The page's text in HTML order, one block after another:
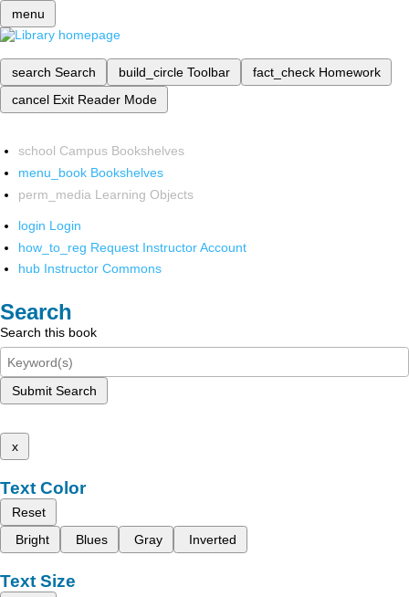
menu
search Search build_circle Toolbar fact_check Homework
cancel Exit Reader Mode
school Campus Bookshelves
menu_book Bookshelves
perm_media Learning Objects
login Login
how_to_reg Request Instructor Account
hub Instructor Commons
Search
Search this book
Submit Search
x
Text Color
Reset
Bright
Blues Gray Inverted
Text Size